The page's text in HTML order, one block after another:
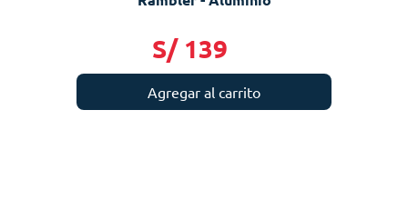
S/ 139
Agregar al carrito